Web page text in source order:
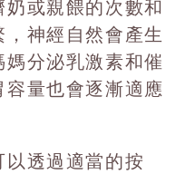
或親餵的次數和
神經自然會產生
分泌乳激素和催
量也會逐漸適應
透過適當的按